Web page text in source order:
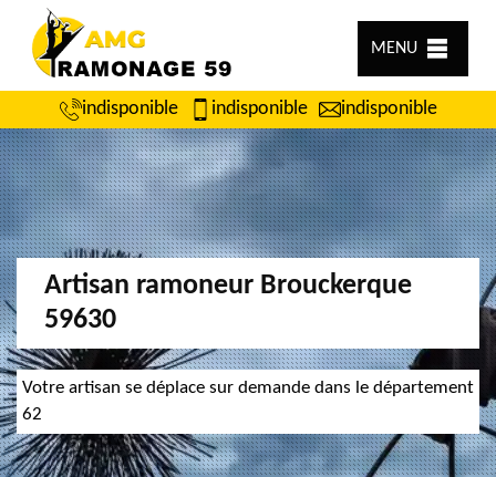
MENU
indisponible indisponible indisponible
Artisan ramoneur Brouckerque
59630
Votre artisan se déplace sur demande dans le département
62